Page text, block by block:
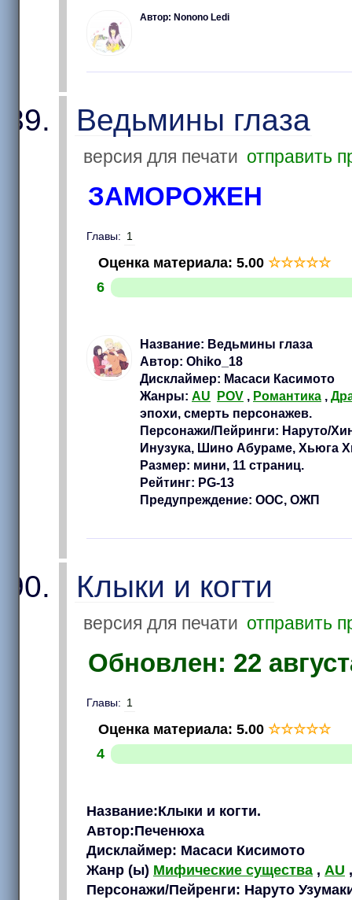
Автор: Nonono Ledi
Ведьмины глаза
версия для печати отправить
ЗАМОРОЖЕН
Главы: 1
Оценка материала: 5.00 ☆☆☆☆☆
6
Название: Ведьмины глаза
Автор: Ohiko_18
Дисклаймер: Масаси Касимото
Жанры: AU POV , Романтика ,
эпохи, смерть персонажев.
Персонажи/Пейринги: Наруто/
Инузука, Шино Абураме, Хьюга
Размер: мини, 11 страниц.
Рейтинг: PG-13
Предупреждение: ООС, ОЖП
Клыки и когти
версия для печати отправить
Обновлен: 22
Главы: 1
Оценка материала: 5.00 ☆☆☆☆☆
4
Название:Клыки и когти.
Автор:Печенюха
Дисклаймер: Масаси Кисимото
Жанр (ы) Мифические существа , AU
Персонажи/Пейренги: Наруто